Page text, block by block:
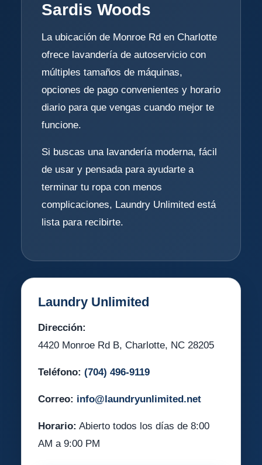
Sardis Woods
La ubicación de Monroe Rd en Charlotte
ofrece lavandería de autoservicio con
múltiples tamaños de máquinas,
opciones de pago convenientes y horario
diario para que vengas cuando mejor te
funcione.
Si buscas una lavandería moderna, fácil
de usar y pensada para ayudarte a
terminar tu ropa con menos
complicaciones, Laundry Unlimited está
lista para recibirte.
Laundry Unlimited
Dirección:
4420 Monroe Rd B, Charlotte, NC 28205
Teléfono: (704) 496-9119
Correo: info@laundryunlimited.net
Horario: Abierto todos los días de 8:00
AM a 9:00 PM